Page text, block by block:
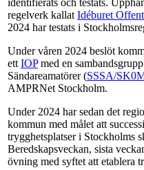
identifierats och testats.
regelverk kallat Idéburet
2024 har testats i
Under våren 2024 beslöt
ett IOPmed en
Sändareamatörer (SSSA/
AMPRNet Stockholm.
Under 2024 har sedan det
kommun med målet att
trygghetsplatser i Stockholms
Beredskapsveckan, sista
övning med syftet att etablera